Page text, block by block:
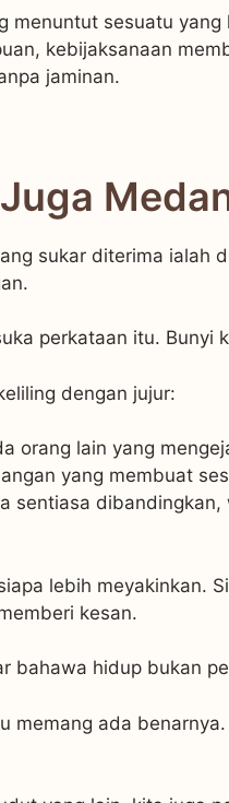
menuntut sesuatu
kebijaksanaan
jaminan.
sukar diterima ialah
perkataan itu. Bunyi
dengan jujur:
orang lain yang
yang membuat
sentiasa
lebih meyakinkan.
kesan.
bahawa hidup bukan
memang ada